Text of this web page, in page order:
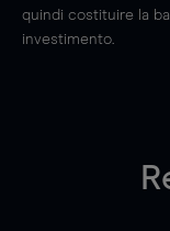
quindi costituire la
investimento.